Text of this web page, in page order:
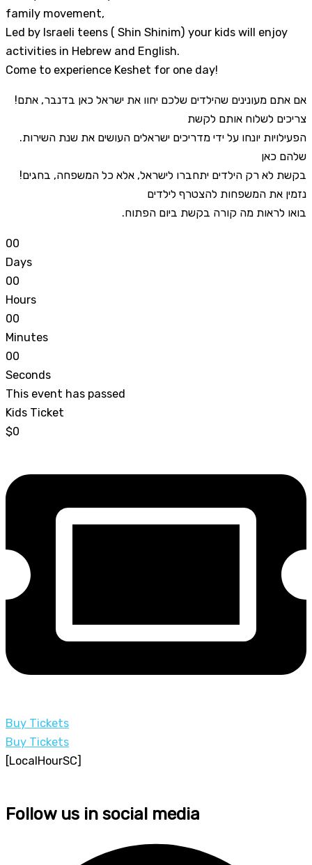
family movement,
Led by Israeli teens ( Shin Shinim) your kids will enjoy
activities in Hebrew and English.
Come to experience Keshet for one day!
!אם אתם מעונינים שהילדים שלכם יחוו את ישראל כאן בדנבר, אתם
צריכים לשלוח אותם לקשת
.הפעילויות יונחו על ידי מדריכים ישראלים העושים את שנת השירות
שלהם כאן
!בקשת לא רק הילדים יתחברו לישראל, אלא כל המשפחה, בחגים
נזמין את המשפחות להצטרף לילדים
.בואו לראות מה קורה בקשת ביום הפתוח
00
Days
00
Hours
00
Minutes
00
Seconds
This event has passed
Kids Ticket
$0
Buy Tickets
Buy Tickets
[LocalHourSC]
Follow us in social media